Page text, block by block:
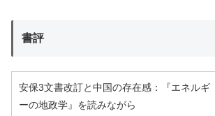
書評
安保3文書改訂と中国の存在感：『エネルギ
ーの地政学』を読みながら